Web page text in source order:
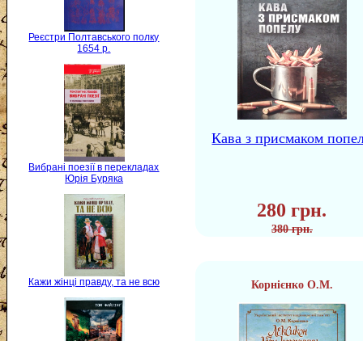
Реєстри Полтавського полку
1654 р.
Вибрані поезії в перекладах
Юрія Буряка
Кажи жінці правду, та не всю
Кава з присмаком
280 грн.
380 грн.
Корнієнко О.М.